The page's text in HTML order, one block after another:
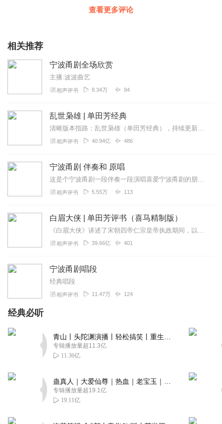
绿水青山_az
好听！甬剧需传承，后生要努力！
2020-06-21
多上传些甬剧伴奏音乐
2019-10-13 1
内容太少了再多点就可以了
2019-11-22 1
查看更多评论
相关推荐
宁波甬剧全场欣赏
主播:波波曲艺
相声评书 8.34万 94
乱世枭雄 | 单田芳经典
清晰版本指路：乱世枭雄（单田芳经典），持续更新中《乱世枭雄》讲的是东北王张作霖和其子少帅张学良的传奇故事，是著名评书艺术家单田芳先生根据大量的历史材料和广为流传...
相声评书 40.94亿 486
宁波甬剧 伴奏和 原唱
这是个宁波甬剧一段伴奏一段演唱喜爱宁波甬剧的朋友爱好宁波甬剧的朋友请进来
相声评书 5.55万 113
白眉大侠 | 单田芳评书（喜马精制版）
《白眉大侠》讲述了宋朝四帝仁宗皇帝执政期间，以徐良、白云瑞为书胆，包括七侠、大五义、小五义、小七杰等众开封府校尉，在八王赵德芳、包拯、颜查散等清官的支持下，为保...
相声评书 39.66亿 401
宁波甬剧唱段
经典唱段
相声评书 11.47万 124
经典必听
专辑播放量超11.3亿
11.36亿
专辑播放量超19.1亿
19.11亿